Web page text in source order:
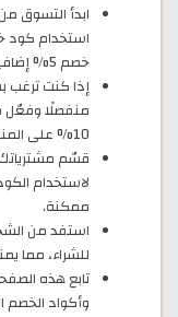
ابدأ التسوق
استخدام
خصم 5% إضافية على المنتجات المخفضة.
إذا كنت ترغب
منفصلًا
10% على المنتجات المؤهلة.
قسّم
لاستخدام
ممكنة.
استفد من
للشراء، مما
تابع هذه
وأكواد الخصم